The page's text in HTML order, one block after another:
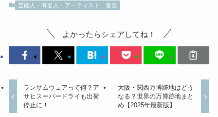
芸能人・有名人・アーティスト 音楽
よかったらシェアしてね！
ランサムウェアって何？ア
サヒスーパードライも出荷
停止に！
大阪・関西万博跡地はどう
なる？世界の万博跡地まと
め【2025年最新版】